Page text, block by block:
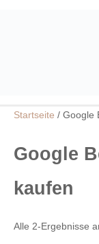
Startseite / Google
Google
kaufen
Alle 2-Ergebnisse